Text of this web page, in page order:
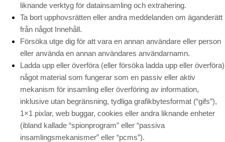
liknande verktyg för datainsamling och extrahering.
Ta bort upphovsrätten eller andra meddelanden om äganderätt
från något Innehåll.
Försöka utge dig för att vara en annan användare eller person
eller använda en annan användares användarnamn.
Ladda upp eller överföra (eller försöka ladda upp eller överföra)
något material som fungerar som en passiv eller aktiv
mekanism för insamling eller överföring av information,
inklusive utan begränsning, tydliga grafikbytesformat (“gifs”),
1×1 pixlar, web buggar, cookies eller andra liknande enheter
(ibland kallade “spionprogram” eller “passiva
insamlingsmekanismer” eller “pcms”).